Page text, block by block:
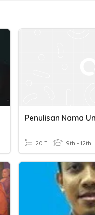
Penulisan Nama
20 T 9th - 12th